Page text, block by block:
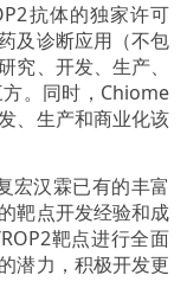
抗体的独家许可
及诊断应用（不包
究、开发、生产、
。同时，Chiome
、生产和商业化该
宏汉霖已有的丰富
靶点开发经验和成
靶点进行全面
潜力，积极开发更